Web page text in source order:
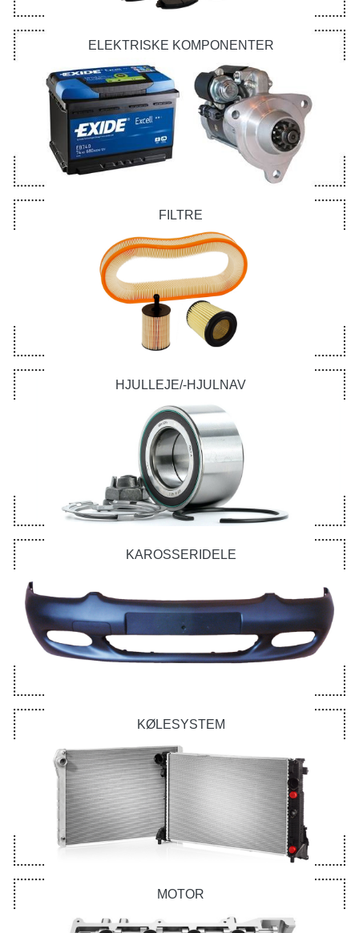
ELEKTRISKE KOMPONENTER
FILTRE
HJULLEJE/-HJULNAV
KAROSSERIDELE
KØLESYSTEM
MOTOR